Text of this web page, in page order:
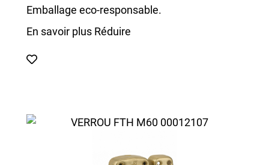
Emballage eco-responsable.
En savoir plus Réduire